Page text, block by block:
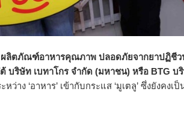
ผลิตภัณฑ์อาหารคุณภาพ ปลอดภัยจากยาปฏิชี
บริษัท เบทาโกร จำกัด (มหาชน) หรือ BTG
ะหว่าง ‘อาหาร’ เข้ากับกระแส ‘มูเตลู’ ซึ่งยัง